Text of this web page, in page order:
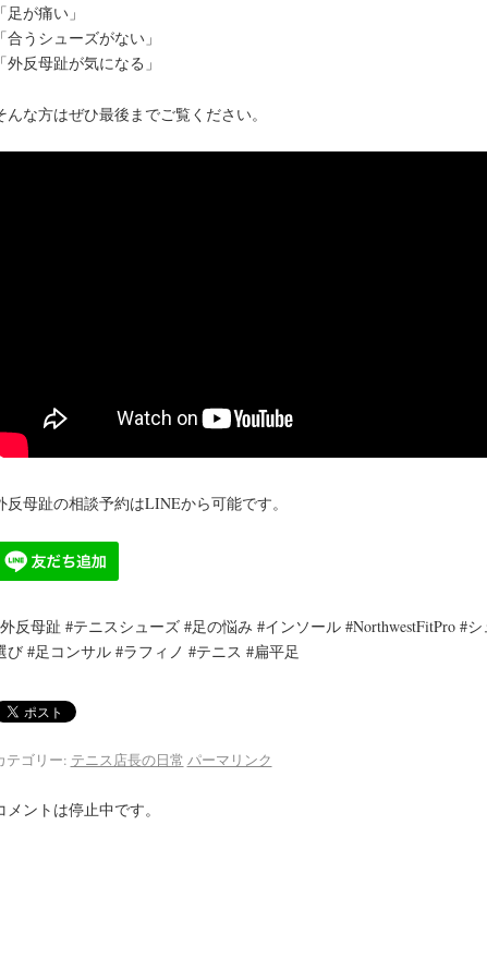
「足が痛い」
「合うシューズがない」
「外反母趾が気になる」
んな方はぜひ最後までご覧ください。
反母趾の相談予約はLINEから可能です。
反母趾 #テニスシューズ #足の悩み #インソール #NorthwestFitPro #
び #足コンサル #ラフィノ #テニス #扁平足
テゴリー: テニス店長の日常 パーマリンク
メントは停止中です。